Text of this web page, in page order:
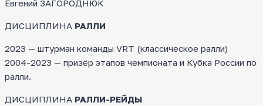
Евгений ЗАГОРОДНЮК
ДИСЦИПЛИНА РАЛЛИ
2023 — штурман команды VRT (классическое ралли)
2004-2023 — призёр этапов чемпионата и Кубка России по
ралли.
ДИСЦИПЛИНА РАЛЛИ-РЕЙДЫ